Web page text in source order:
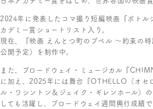
2024年に発表したコマ撮り短編映画『ボトル
カデミー賞ショートリスト入り。
現在、『映画 えんとつ町のプペル 〜約束の
公開予定）を制作中。
また、ブロードウェイ・ミュージカル『
に加え、2025年には舞台『OTHELLO（オセ
ル・ワシントン＆ジェイク・ギレンホール）
しても活躍し、ブロードウェイ週間興行成績